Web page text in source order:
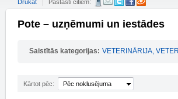
Drukāt Pastāsti citiem:
Pote – uzņēmumi un iestādes
Saistītās kategorijas: VETERINĀRIJA,
Kārtot pēc: Pēc noklusējuma